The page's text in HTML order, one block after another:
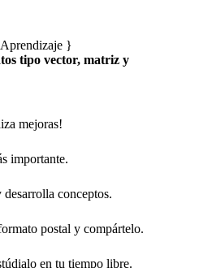
}
tipo vector, matriz y
mejoras!
importante.
conceptos.
postal y compártelo.
en tu tiempo libre.